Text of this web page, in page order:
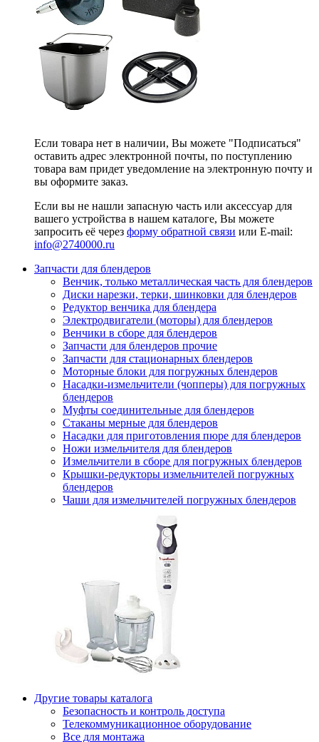
Если товара нет в наличии, Вы можете "Подписаться"
оставить адрес электронной почты, по поступлению
товара вам придет уведомление на электронную почту и
вы оформите заказ.
Если вы не нашли запасную часть или аксессуар для
вашего устройства в нашем каталоге, Вы можете
запросить её через форму обратной связи или E-mail:
info@2740000.ru
Запчасти для блендеров
Венчик, только металлическая часть для блендеров
Диски нарезки, терки, шинковки для блендеров
Редуктор венчика для блендера
Электродвигатели (моторы) для блендеров
Венчики в сборе для блендеров
Запчасти для блендеров прочие
Запчасти для стационарных блендеров
Моторные блоки для погружных блендеров
Насадки-измельчители (чопперы) для погружных
блендеров
Муфты соединительные для блендеров
Стаканы мерные для блендеров
Насадки для приготовления пюре для блендеров
Ножи измельчителя для блендеров
Измельчители в сборе для погружных блендеров
Крышки-редукторы измельчителей погружных
блендеров
Чаши для измельчителей погружных блендеров
Другие товары каталога
Безопасность и контроль доступа
Телекоммуникационное оборудование
Все для монтажа